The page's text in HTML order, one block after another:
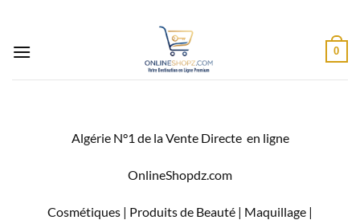
contenu
0
Algérie N°1 de la Vente Directe en ligne
OnlineShopdz.com
Cosmétiques | Produits de Beauté | Maquillage |